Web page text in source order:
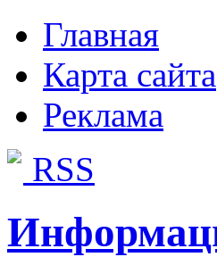
Главная
Карта сайта
Реклама
RSS